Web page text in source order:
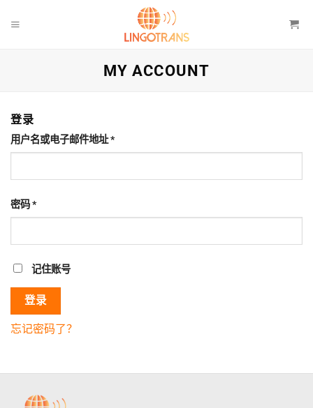
MY ACCOUNT
登录
用户名或电子邮件地址*必
需
密码*必
需
记住账号
登录
忘记密码了？